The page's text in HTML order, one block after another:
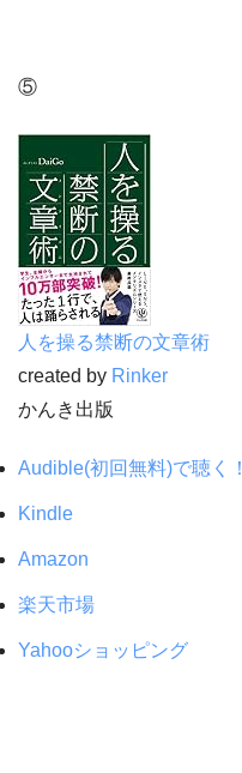
⑤
人を操る禁断の文章術
created by Rinker
かんき出版
Audible(初回無料)で聴く！
Kindle
Amazon
楽天市場
Yahooショッピング